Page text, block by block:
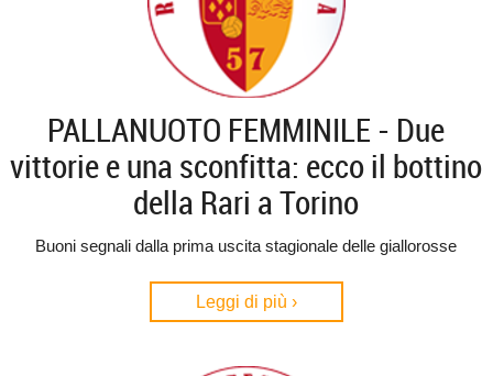
PALLANUOTO FEMMINILE - Due
vittorie e una sconfitta: ecco il bottino
della Rari a Torino
Buoni segnali dalla prima uscita stagionale delle giallorosse
Leggi di più ›